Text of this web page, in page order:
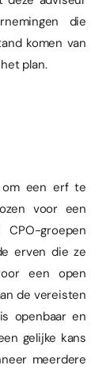
die
komen van
plan.
om een erf te
voor een
groepen
erven die ze
een open
de vereisten
openbaar en
gelijke kans
meerdere